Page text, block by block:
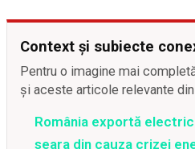
Context și subiecte
Pentru o imagine mai
și aceste articole relevante
România exportă
seara din cauza crizei